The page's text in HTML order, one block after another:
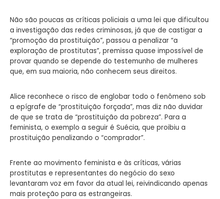
Não são poucas as críticas policiais a uma lei que dificultou
a investigação das redes criminosas, já que de castigar a
“promoção da prostituição”, passou a penalizar “a
exploração de prostitutas”, premissa quase impossível de
provar quando se depende do testemunho de mulheres
que, em sua maioria, não conhecem seus direitos.
Alice reconhece o risco de englobar todo o fenômeno sob
a epígrafe de “prostituição forçada”, mas diz não duvidar
de que se trata de “prostituição da pobreza”. Para a
feminista, o exemplo a seguir é Suécia, que proibiu a
prostituição penalizando o “comprador”.
Frente ao movimento feminista e às críticas, várias
prostitutas e representantes do negócio do sexo
levantaram voz em favor da atual lei, reivindicando apenas
mais proteção para as estrangeiras.